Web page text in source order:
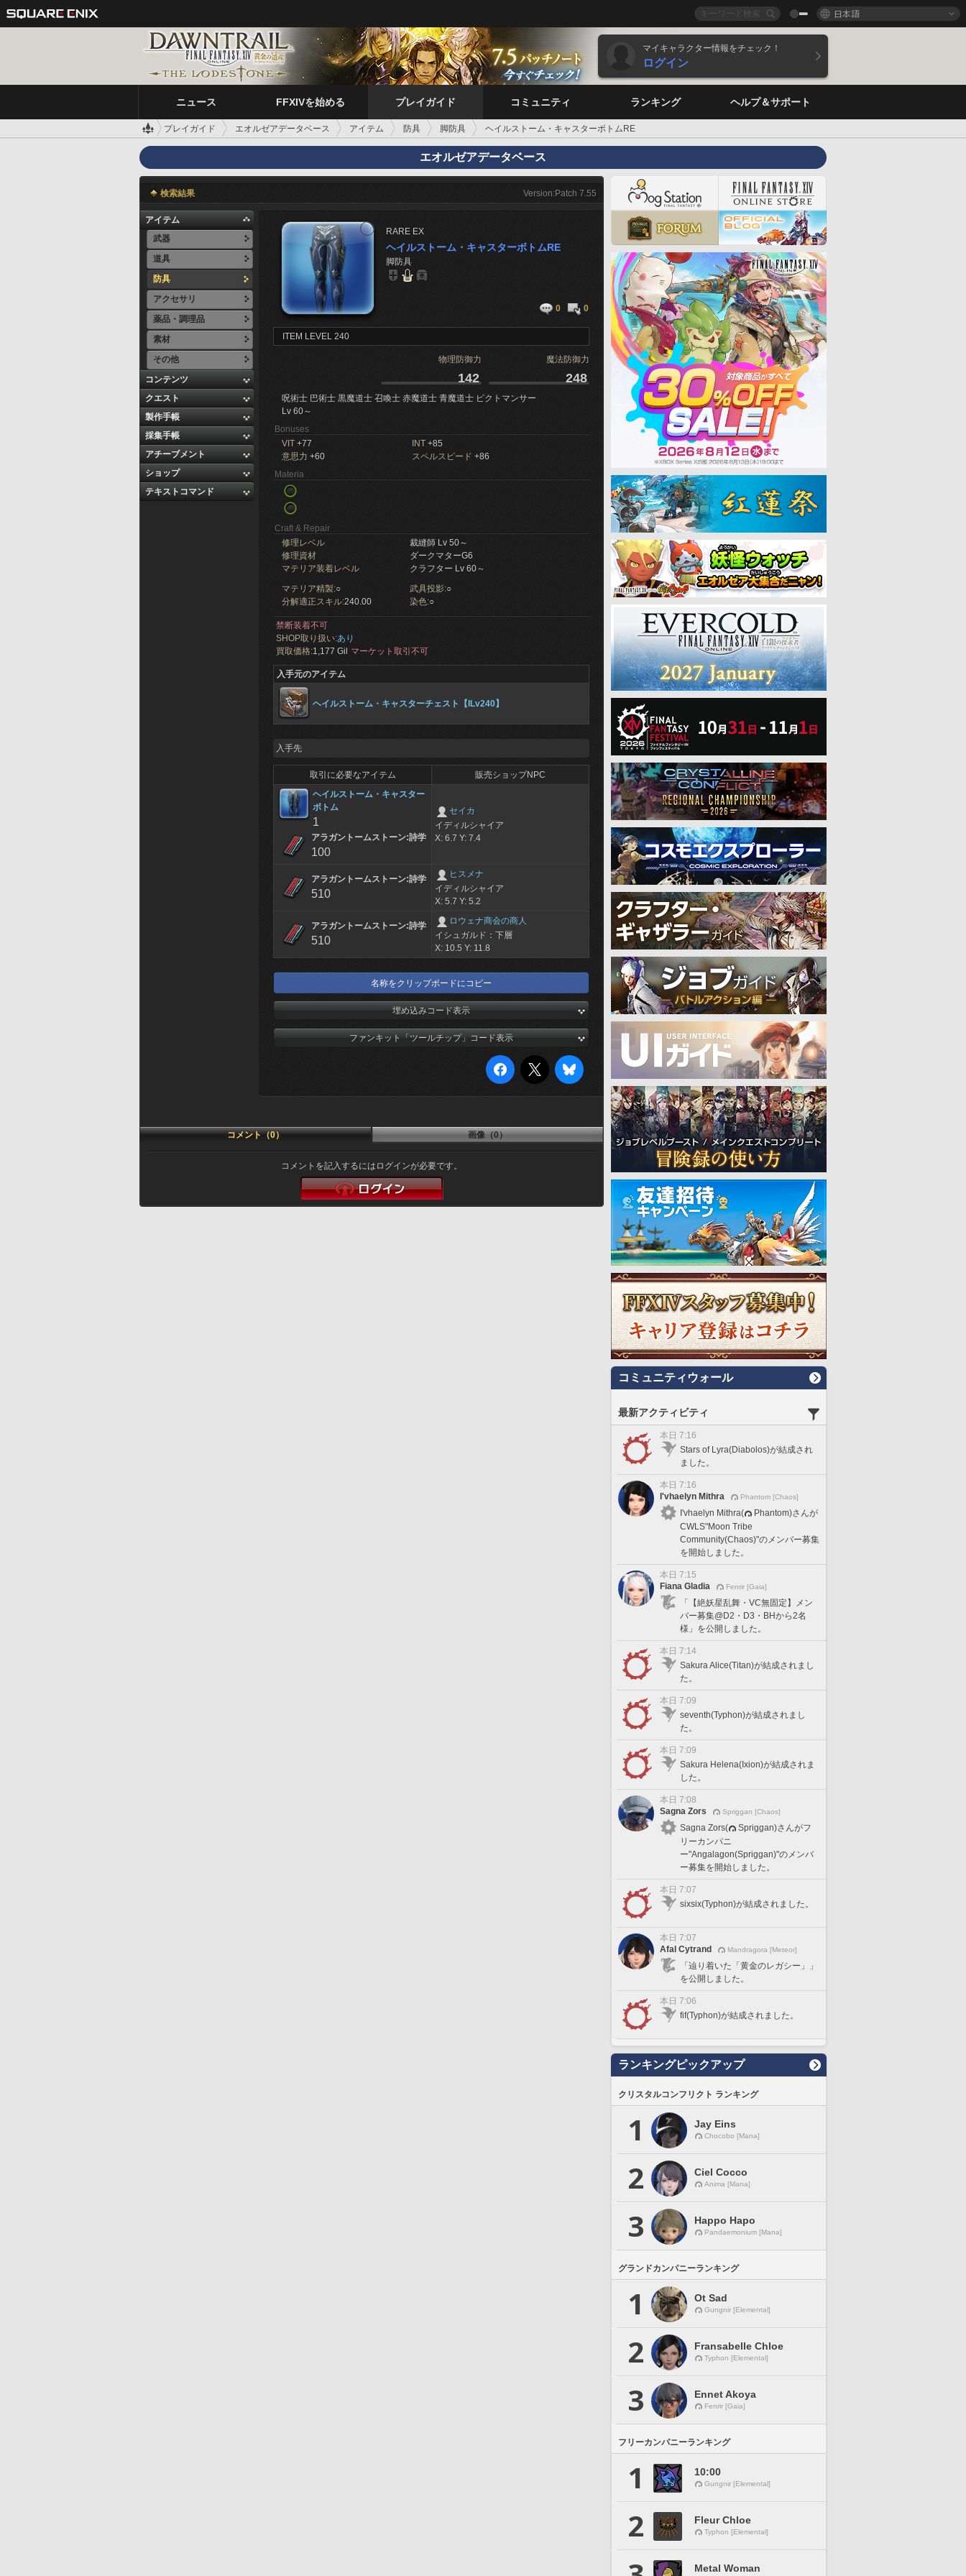
日本語
マイキャラクター情報をチェック！
ログイン
ニュース FFXIVを始める プレイガイド コミュニティ ランキング ヘルプ＆サポート
プレイガイド エオルゼアデータベース アイテム 防具 脚防具 ヘイルストーム・キャスターボトムRE
エオルゼアデータベース
検索結果 Version:Patch 7.55
アイテム
武器
道具
防具
アクセサリ
薬品・調理品
素材
その他
コンテンツ
クエスト
製作手帳
採集手帳
アチーブメント
ショップ
テキストコマンド
RARE EX
ヘイルストーム・キャスターボトムRE
脚防具
0 0
ITEM LEVEL 240
物理防御力 魔法防御力
142 248
呪術士 巴術士 黒魔道士 召喚士 赤魔道士 青魔道士 ピクトマンサー
Lv 60～
Bonuses
VIT +77 INT +85
意思力 +60 スペルスピード +86
Materia
Craft & Repair
修理レベル
裁縫師 Lv 50～
修理資材
ダークマターG6
マテリア装着レベル
クラフター Lv 60～
マテリア精製:○ 武具投影:○
分解適正スキル:240.00 染色:○
禁断装着不可
SHOP取り扱い:あり
買取価格:1,177 Gil マーケット取引不可
入手元のアイテム
ヘイルストーム・キャスターチェスト【ILv240】
入手先
取引に必要なアイテム
販売ショップNPC
ヘイルストーム・キャスター
ボトム
1
アラガントームストーン:詩学
100
セイカ
イディルシャイア
X: 6.7 Y: 7.4
アラガントームストーン:詩学
510
ヒスメナ
イディルシャイア
X: 5.7 Y: 5.2
アラガントームストーン:詩学
510
ロウェナ商会の商人
イシュガルド：下層
X: 10.5 Y: 11.8
名称をクリップボードにコピー
埋め込みコード表示
ファンキット「ツールチップ」コード表示
コメント（0） 画像（0）
コメントを記入するにはログインが必要です。
コミュニティウォール
最新アクティビティ
本日 7:16
Stars of Lyra(Diabolos)が結成され
ました。
本日 7:16
I'vhaelyn Mithra
Phantom [Chaos]
I'vhaelyn Mithra(
Phantom)さんが
CWLS"Moon Tribe
Community(Chaos)"のメンバー募集
を開始しました。
本日 7:15
Fiana Gladia
Fenrir [Gaia]
「【絶妖星乱舞・VC無固定】メン
バー募集@D2・D3・BHから2名
様」を公開しました。
本日 7:14
Sakura Alice(Titan)が結成されまし
た。
本日 7:09
seventh(Typhon)が結成されまし
た。
本日 7:09
Sakura Helena(Ixion)が結成されま
した。
本日 7:08
Sagna Zors
Spriggan [Chaos]
Sagna Zors(
Spriggan)さんがフ
リーカンパニ
ー"Angalagon(Spriggan)"のメンバ
ー募集を開始しました。
本日 7:07
sixsix(Typhon)が結成されました。
本日 7:07
Afal Cytrand
Mandragora [Meteor]
「辿り着いた「黄金のレガシー」」
を公開しました。
本日 7:06
fif(Typhon)が結成されました。
ランキングピックアップ
クリスタルコンフリクト ランキング
1 Jay Eins
Chocobo [Mana]
2 Ciel Cocco
Anima [Mana]
3 Happo Hapo
Pandaemonium [Mana]
グランドカンパニーランキング
1 Ot Sad
Gungnir [Elemental]
2 Fransabelle Chloe
Typhon [Elemental]
3 Ennet Akoya
Fenrir [Gaia]
フリーカンパニーランキング
1 10:00
Gungnir [Elemental]
2 Fleur Chloe
Typhon [Elemental]
Metal Woman